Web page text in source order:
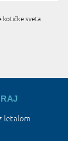
kotičke sveta
letalom